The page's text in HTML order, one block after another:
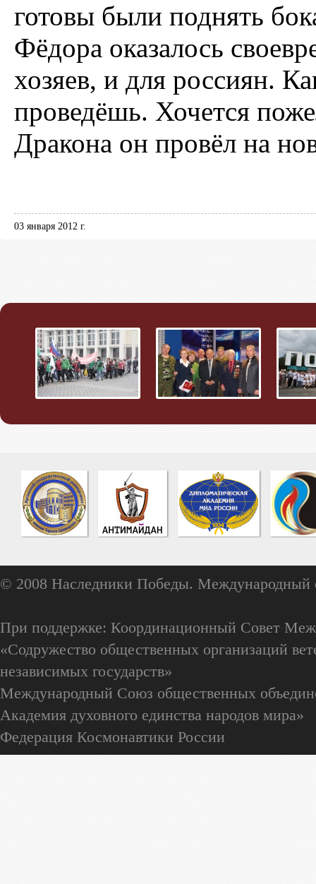
готовы были поднять
Фёдора оказалось
хозяев, и для россиян.
проведёшь. Хочется
Дракона он провёл на
03 января 2012 г.
© 2008 Наследники Победы. Международный
При поддержке: Координационный Совет
«Содружество общественных организаций
независимых государств»
Международный Союз общественных
Академия духовного единства народов мира»
Федерация Космонавтики России